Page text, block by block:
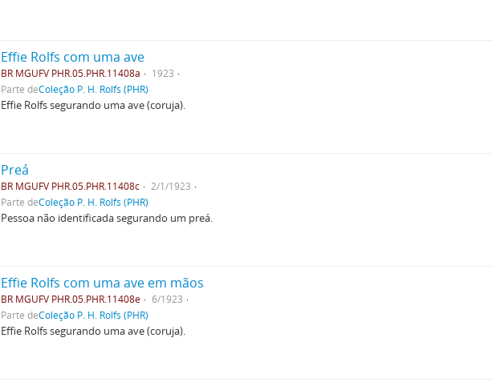
Effie Rolfs com uma ave
BR MGUFV PHR.05.PHR.11408a
1923
Parte deColeção P. H. Rolfs (PHR)
Effie Rolfs segurando uma ave (coruja).
Preá
BR MGUFV PHR.05.PHR.11408c
2/1/1923
Parte deColeção P. H. Rolfs (PHR)
Pessoa não identificada segurando um preá.
Effie Rolfs com uma ave em mãos
BR MGUFV PHR.05.PHR.11408e
6/1923
Parte deColeção P. H. Rolfs (PHR)
Effie Rolfs segurando uma ave (coruja).